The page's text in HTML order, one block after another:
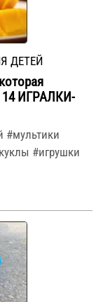
ДЕТЕЙ
14 ИГРАЛКИ-
#мультики
#игрушки